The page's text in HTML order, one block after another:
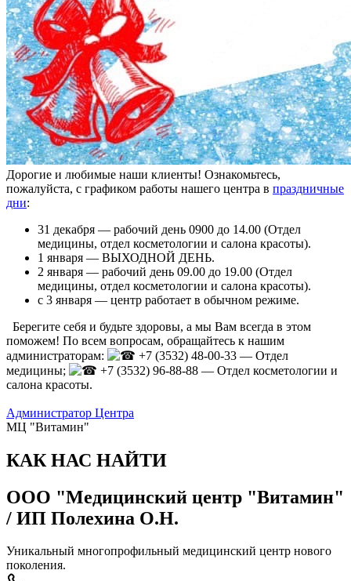
Дорогие и любимые наши клиенты! Ознакомьтесь,
пожалуйста, с графиком работы нашего центра в праздничные
дни:
31 декабря — рабочий день 0900 до 14.00 (Отдел
медицины, отдел косметологии и салона красоты).
1 января — ВЫХОДНОЙ ДЕНЬ.
2 января — рабочий день 09.00 до 19.00 (Отдел
медицины, отдел косметологии и салона красоты).
с 3 января — центр работает в обычном режиме.
Берегите себя и будьте здоровы, а мы Вам всегда в этом
поможем! По всем вопросам, обращайтесь к нашим
администраторам:
+7 (3532) 48-00-33 — Отдел
медицины;
+7 (3532) 96-88-88 — Отдел косметологии и
салона красоты.
Администратор Центра
МЦ "Витамин"
КАК НАС НАЙТИ
ООО "Медицинский центр "Витамин"
/ ИП Полехина О.Н.
Уникальный многопрофильный медицинский центр нового
поколения.